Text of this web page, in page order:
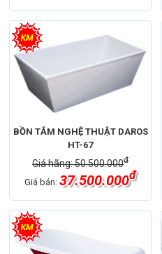
BỒN TẮM NGHỆ THUẬT DAROS
HT-67
Giá hãng: 50.500.000đ
Giá bán:37.500.000đ